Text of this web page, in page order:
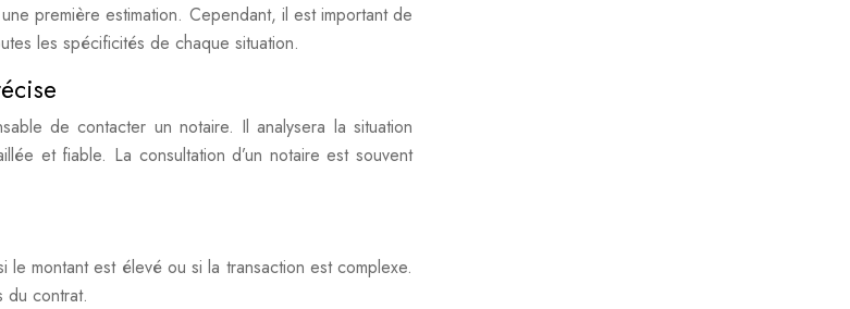
première estimation. Cependant, il est important de
les spécificités de chaque situation.
de contacter un notaire. Il analysera la situation
et fiable. La consultation d’un notaire est souvent
montant est élevé ou si la transaction est complexe.
du contrat.